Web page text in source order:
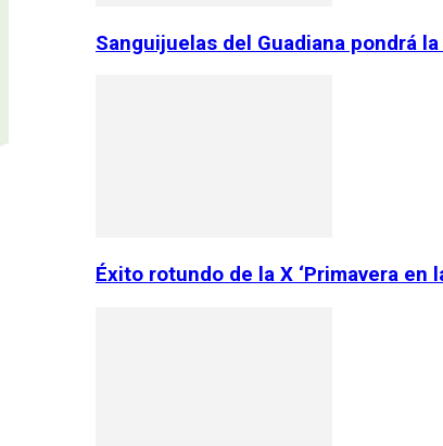
Sanguijuelas del Guadiana pondrá
Éxito rotundo de la X ‘Primavera en